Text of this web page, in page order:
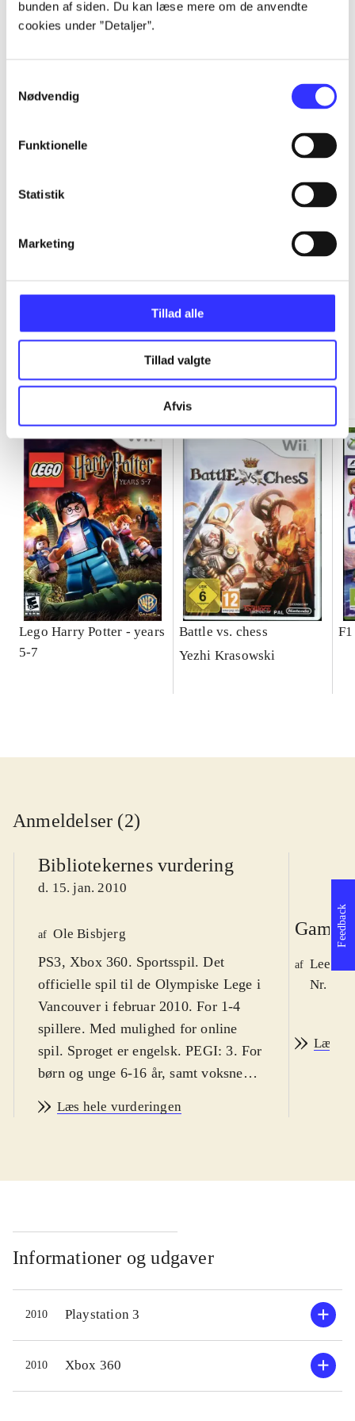
bunden af siden. Du kan læse mere om de anvendte
cookies under ”Detaljer”.
Nødvendig
Funktionelle
Statistik
Marketing
Tillad alle
Tillad valgte
Afvis
Alle registrerede artikler fordelt på udgivelser
Minder om
Lego Harry Potter - years
5-7
Battle vs. chess
Yezhi Krasowski
Anmeldelser (2)
Bibliotekernes vurdering
d. 15. jan. 2010
af Ole Bisbjerg
PS3, Xbox 360. Sportsspil. Det
officielle spil til de Olympiske Lege i
Vancouver i februar 2010. For 1-4
spillere. Med mulighed for online
spil. Sproget er engelsk. PEGI: 3. For
børn og unge 6-16 år, samt voksne
Man er hurtigt i gang med Vancouver
længere konkurrencer. Der er
forskellige olympiske discipliner,
primært indenfor skisport. En række
sportsgrene som fx curling og is-dans
er desværre udeladt. Sværhedsgraden
kan varieres, men er ret lav, specielt
fordi kontrollen ligner hinanden i de
forskellige sportsgrene. Man vælger
Læs hele vurderingen
Game
af Lee
Nr.
Læs
Informationer og udgaver
2010 Playstation 3
2010 Xbox 360
Feedback